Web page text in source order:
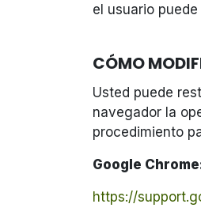
el usuario
CÓMO
Usted puede
navegador la
procedimiento
Google
https://